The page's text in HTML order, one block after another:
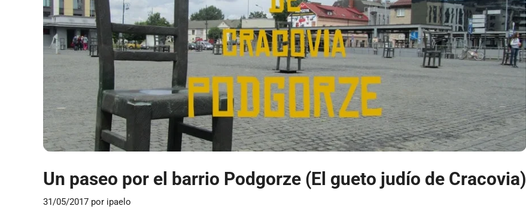
Un paseo por el barrio Podgorze (El gueto judío de Cracovia)
31/05/2017 por ipaelo